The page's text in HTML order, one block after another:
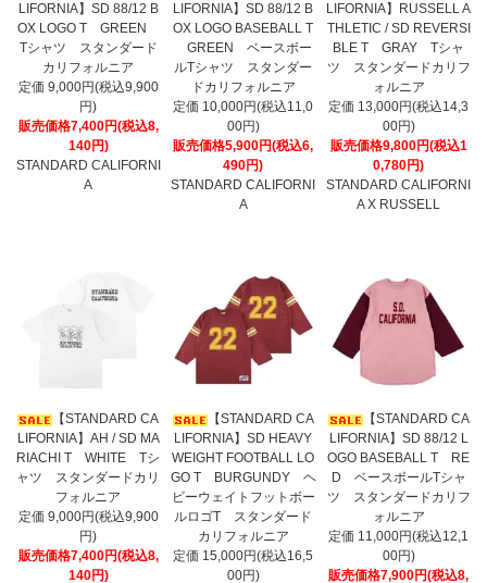
LIFORNIA】SD 88/12 B
OX LOGO T GREEN
Tシャツ スタンダード
カリフォルニア
定価 9,000円(税込9,900
円)
販売価格7,400円(税込8,
140円)
STANDARD CALIFORNI
A
LIFORNIA】SD 88/12 B
OX LOGO BASEBALL T
GREEN ベースボー
ルTシャツ スタンダー
ドカリフォルニア
定価 10,000円(税込11,0
00円)
販売価格5,900円(税込6,
490円)
STANDARD CALIFORNI
A
LIFORNIA】RUSSELL A
THLETIC / SD REVERSI
BLE T GRAY Tシャ
ツ スタンダードカリフ
ォルニア
定価 13,000円(税込14,3
00円)
販売価格9,800円(税込1
0,780円)
STANDARD CALIFORNI
A X RUSSELL
【STANDARD CA
LIFORNIA】AH / SD MA
RIACHI T WHITE Tシ
ャツ スタンダードカリ
フォルニア
定価 9,000円(税込9,900
円)
販売価格7,400円(税込8,
140円)
【STANDARD CA
LIFORNIA】SD HEAVY
WEIGHT FOOTBALL LO
GO T BURGUNDY ヘ
ビーウェイトフットボー
ルロゴT スタンダード
カリフォルニア
定価 15,000円(税込16,5
00円)
【STANDARD CA
LIFORNIA】SD 88/12 L
OGO BASEBALL T RE
D ベースボールTシャ
ツ スタンダードカリフ
ォルニア
定価 11,000円(税込12,1
00円)
販売価格7,900円(税込8,